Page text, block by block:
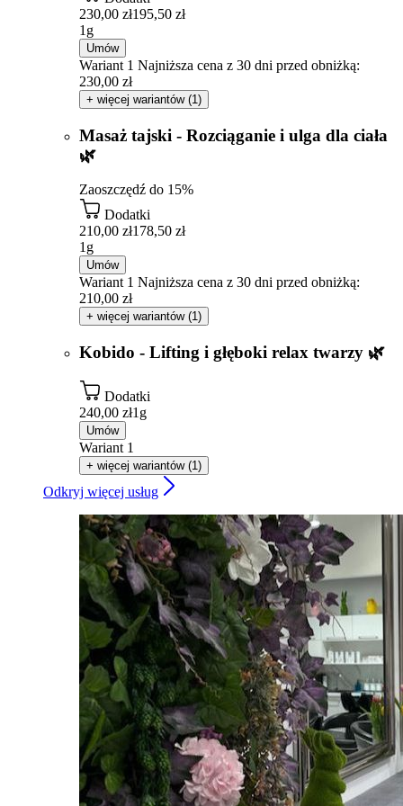
230,00 zł195,50 zł
1g
Umów
Wariant 1 Najniższa cena z 30 dni przed obniżką:
230,00 zł
+ więcej wariantów (1)
Masaż tajski - Rozciąganie i ulga dla ciała
🌿
Zaoszczędź do 15%
Dodatki
210,00 zł178,50 zł
1g
Umów
Wariant 1 Najniższa cena z 30 dni przed obniżką:
210,00 zł
+ więcej wariantów (1)
Kobido - Lifting i głęboki relax twarzy 🌿
Dodatki
240,00 zł1g
Umów
Wariant 1
+ więcej wariantów (1)
Odkryj więcej usług